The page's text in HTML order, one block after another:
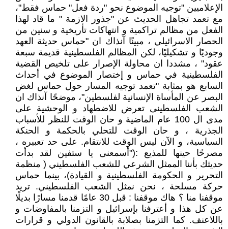
الإعلاميين "توجيه الموضوع نحو "ردة فعل" حماس فقط"،
مع تعمد تجاهل الحديث عن "جذور الازمة " ما قاد لهذا
الفعل من مظالم تراكمية و انتهاكات تأريخية و سنين من
الحصار الاسرائيلي ، مبينًا آنذاك ان "حماس حديثة العهد
وجوديًا و تشكيليًا، لكن المظالم الفلسطينية قديمة سبعة
عقود" ، مشددا ان محاولة الإصرار على تلخيص القضية
الفلسطينية في حماس و إختصار الموضوع في أحداث
السابع هو بمثابة "تعمد توجيه المسار حول حماس لغض
البصر عن المأساة الإنسانية لفلسطين"، موضحًا آنذاك ان
الشعب الفلسطينى تعرض للاضطهاد و الوحشية على
مدى ال 100 عام الماضية و حان الوقت للنظر للأسباب
الجذرية ، و حان الوقت للتحلي بالحكمة و الحنكة
السياسية، و الآن ليس الوقت للانتقام. على حد تعبيره ،
مصرحًا حينها للمذيع :("أسمعنى يا ستفين لقد بدأت
حديثك بأننا الممثل الشرعي للشعب الفلسطيني ( منظمة
التحرير و الحكومة الفلسطينية و القيادة)، بينما حماس
حركة مسلحة ، نحن نمثل الشعب الفلسطيني. تريد
موقفنا منا ؟ هاك موقفنا : قبل 30 عامًا قدمنا مسارًا بديلًا
عن كل هذا و أعترفنا بإسرائيل و التزمنا بالمفاوضات و
باللاعنف. كما التزمنا بصلابة بالقانون الدولي و قرارات